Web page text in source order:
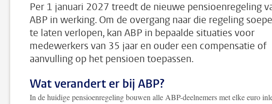
Per 1 januari 2027 treedt de nieuwe pensioenregeling
ABP in werking. Om de overgang naar die regeling
te laten verlopen, kan ABP in bepaalde situaties voor
medewerkers van 35 jaar en ouder een compensatie of
aanvulling op het pensioen toepassen.
Wat verandert er bij ABP?
In de huidige pensioenregeling bouwen alle ABP-deelnemers met elke euro